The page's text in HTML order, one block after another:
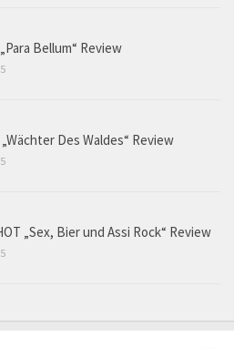
Bellum“ Review
Des Waldes“ Review
„Sex, Bier und Assi Rock“ Review